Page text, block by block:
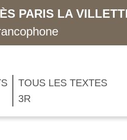
PARIS LA
TOUS LES TEXTES
3R